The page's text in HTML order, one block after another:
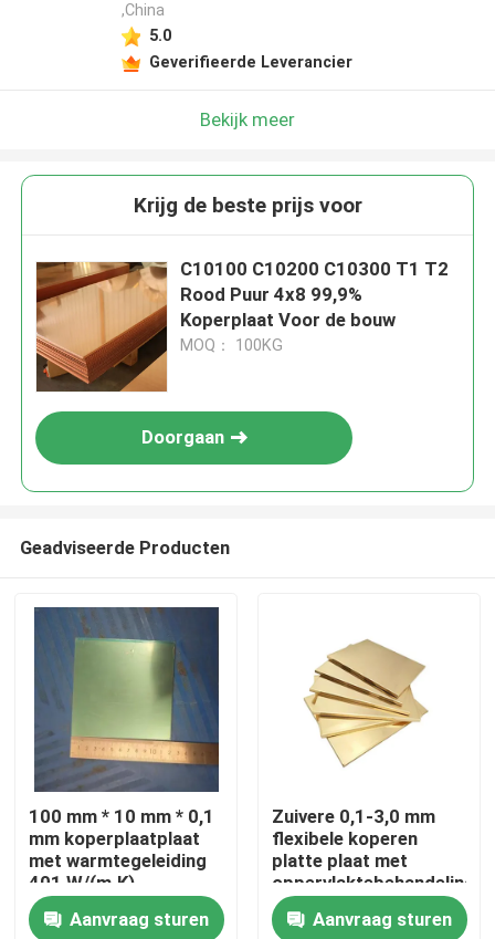
Thuis
,China
5.0
Geverifieerde Leverancier
Bekijk meer
Krijg de beste prijs voor
C10100 C10200 C10300 T1 T2
Rood Puur 4x8 99,9%
Koperplaat Voor de bouw
MOQ： 100KG
Doorgaan
Geadviseerde Producten
100 mm * 10 mm * 0,1
mm koperplaatplaat
met warmtegeleiding
401 W/(m·K)
Aanvraag sturen
Zuivere 0,1-3,0 mm
flexibele koperen
platte plaat met
oppervlaktebehandeling
Aanvraag sturen